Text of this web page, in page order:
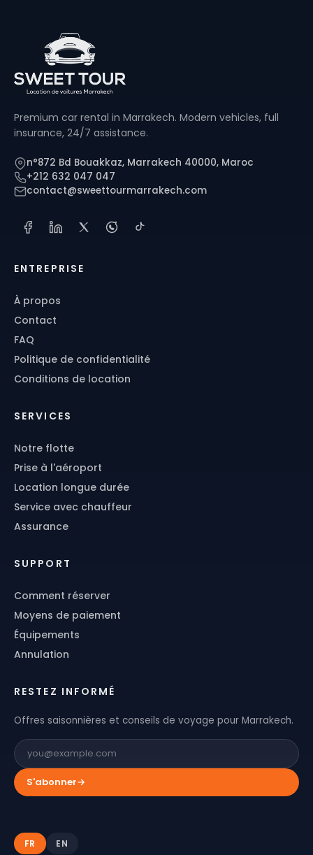
Premium car rental in Marrakech. Modern vehicles, full
insurance, 24/7 assistance.
n°872 Bd Bouakkaz, Marrakech 40000, Maroc
+212 632 047 047
contact@sweettourmarrakech.com
ENTREPRISE
À propos
Contact
FAQ
Politique de confidentialité
Conditions de location
SERVICES
Notre flotte
Prise à l'aéroport
Location longue durée
Service avec chauffeur
Assurance
SUPPORT
Comment réserver
Moyens de paiement
Équipements
Annulation
RESTEZ INFORMÉ
Offres saisonnières et conseils de voyage pour Marrakech.
S'abonner→
FR EN